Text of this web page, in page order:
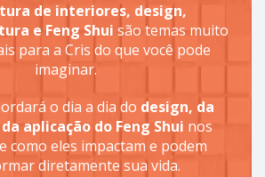
de interiores, design,
e Feng Shui são temas muito
para a Cris do que você pode
imaginar.
o dia a dia do design, da
aplicação do Feng Shui nos
como eles impactam e podem
diretamente sua vida.